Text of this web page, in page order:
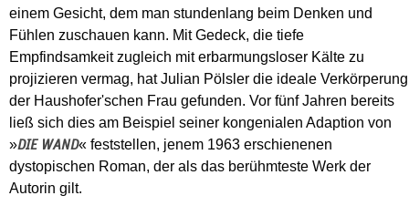
einem Gesicht, dem man stundenlang beim Denken und
Fühlen zuschauen kann. Mit Gedeck, die tiefe
Empfindsamkeit zugleich mit erbarmungsloser Kälte zu
projizieren vermag, hat Julian Pölsler die ideale Verkörperung
der Haushofer'schen Frau gefunden. Vor fünf Jahren bereits
ließ sich dies am Beispiel seiner kongenialen Adaption von
»DIE WAND« feststellen, jenem 1963 erschienenen
dystopischen Roman, der als das berühmteste Werk der
Autorin gilt.